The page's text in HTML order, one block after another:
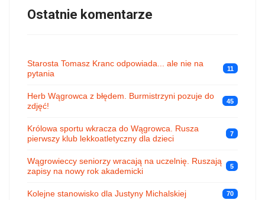
Ostatnie komentarze
Starosta Tomasz Kranc odpowiada... ale nie na
pytania
11
Herb Wągrowca z błędem. Burmistrzyni pozuje do
zdjęć!
45
Królowa sportu wkracza do Wągrowca. Rusza
pierwszy klub lekkoatletyczny dla dzieci
7
Wągrowieccy seniorzy wracają na uczelnię. Ruszają
zapisy na nowy rok akademicki
5
Kolejne stanowisko dla Justyny Michalskiej 70